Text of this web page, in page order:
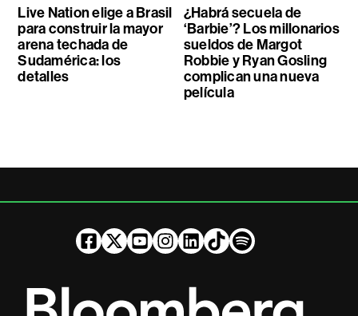
Live Nation elige a Brasil
para construir la mayor
arena techada de
Sudamérica: los
detalles
¿Habrá secuela de
‘Barbie’? Los millonarios
sueldos de Margot
Robbie y Ryan Gosling
complican una nueva
película